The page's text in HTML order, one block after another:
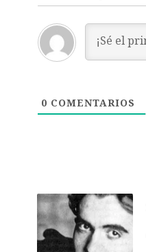
0 COMENTARIOS